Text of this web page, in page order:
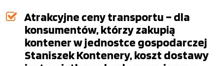
Atrakcyjne ceny transportu – dla
konsumentów, którzy zakupią
kontener w jednostce gospodarczej
Staniszek Kontenery, koszt dostawy